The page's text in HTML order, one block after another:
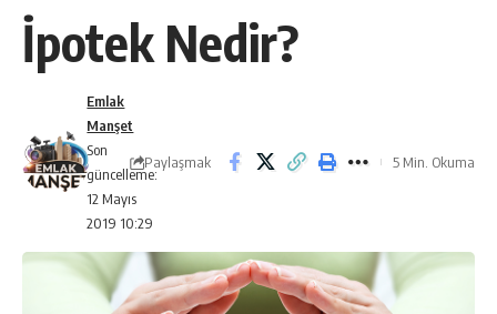
İpotek Nedir?
Son
güncelleme:
12 Mayıs
2019 10:29
Emlak
Manşet
Paylaşmak 5 Min. Okuma